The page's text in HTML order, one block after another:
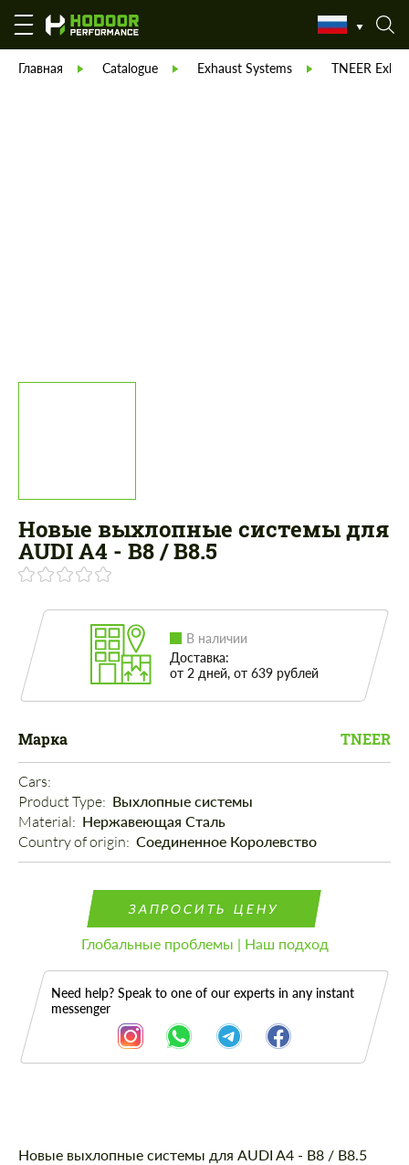
Главная Catalogue Exhaust Systems TNEER
Новые выхлопные системы для
AUDI A4 - B8 / B8.5
В наличии
Доставка:
от 2 дней, от 639 рублей
Марка TNEER
Cars:
Product Type: Выхлопные системы
Material: Нержавеющая Сталь
Country of origin: Соединенное Королевство
ЗАПРОСИТЬ ЦЕНУ
Глобальные проблемы | Наш подход
Need help? Speak to one of our experts in any instant
messenger
Описание
Новые выхлопные системы для AUDI A4 - B8 / B8.5